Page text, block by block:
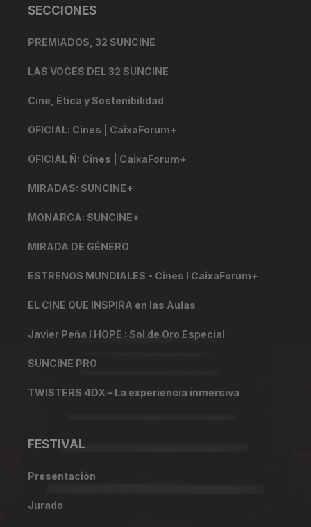
SECCIONES
PREMIADOS, 32 SUNCINE
LAS VOCES DEL 32 SUNCINE
Cine, Ética y Sostenibilidad
OFICIAL: Cines | CaixaForum+
OFICIAL Ñ: Cines | CaixaForum+
MIRADAS: SUNCINE+
MONARCA: SUNCINE+
MIRADA DE GÉNERO
ESTRENOS MUNDIALES - Cines I CaixaForum+
EL CINE QUE INSPIRA en las Aulas
Javier Peña I HOPE : Sol de Oro Especial
SUNCINE PRO
TWISTERS 4DX – La experiencia inmersiva
FESTIVAL
Presentación
Jurado